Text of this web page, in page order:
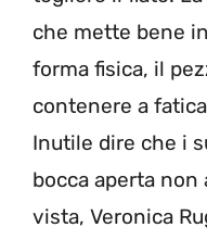
che mette bene
forma fisica, il
contenere a
Inutile dire che i
bocca aperta non
vista, Veronica